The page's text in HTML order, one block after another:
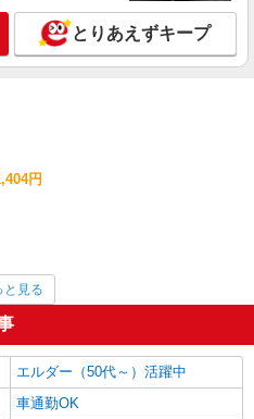
とりあえずキープ
円
と見る
エルダー（50代～）活躍中
車通勤OK